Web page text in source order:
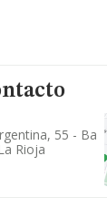
55 - Ba
Rioja